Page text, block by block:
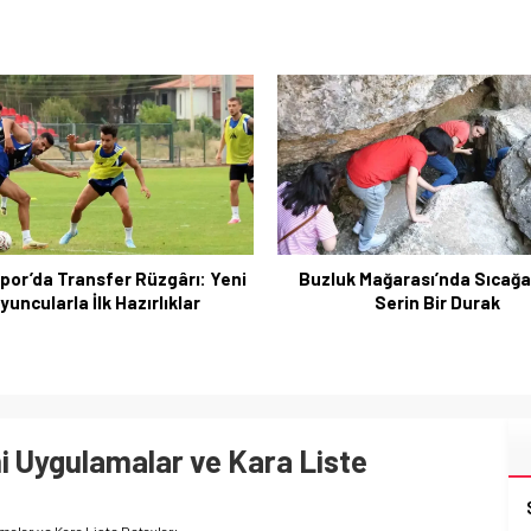
Mağarası’nda Sıcağa Karşı
Serin Bir Durak
Emekli Maaşı Fark Ödemeleri
Uygulamalar ve Kara Liste